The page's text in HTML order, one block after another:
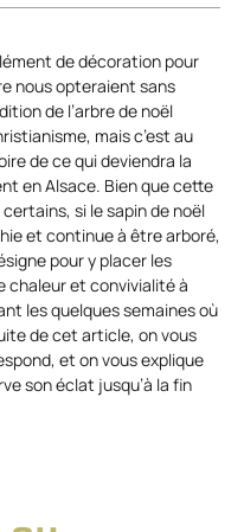
de décoration pour
nous opteraient sans
de l’arbre de noël
mais c’est au
de ce qui deviendra la
en Alsace. Bien que cette
si le sapin de noël
et continue à être arboré,
pour y placer les
chaleur et convivialité à
les quelques semaines où
de cet article, on vous
et on vous explique
son éclat jusqu’à la fin